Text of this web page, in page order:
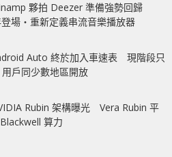
夥拍 Deezer 準備強勢回歸
場‧重新定義串流音樂播放器
Auto 終於加入車速表 現階段只
戶同少數地區開放
Rubin 架構曝光 Vera Rubin 平
算力